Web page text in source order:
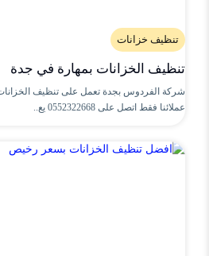
تنظيف خزانات
تنظيف الخزانات بمهارة في جدة
شركة الفردوس بجدة تعمل على تنظيف
عملائنا فقط اتصل على 0552322668 يع..